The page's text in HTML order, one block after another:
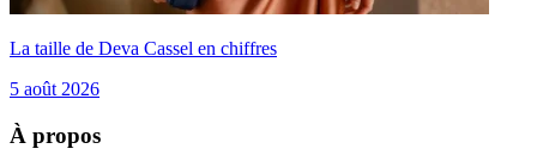
La taille de Deva Cassel en chiffres
5 août 2026
À propos